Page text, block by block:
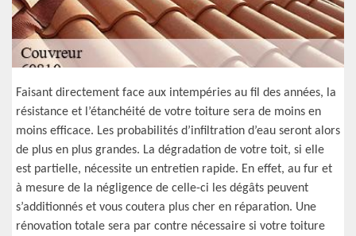
Faisant directement face aux intempéries au fil des années, la
résistance et l’étanchéité de votre toiture sera de moins en
moins efficace. Les probabilités d’infiltration d’eau seront alors
de plus en plus grandes. La dégradation de votre toit, si elle
est partielle, nécessite un entretien rapide. En effet, au fur et
à mesure de la négligence de celle-ci les dégâts peuvent
s’additionnés et vous coutera plus cher en réparation. Une
rénovation totale sera par contre nécessaire si votre toiture